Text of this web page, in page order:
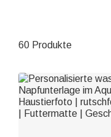
60 Produkte